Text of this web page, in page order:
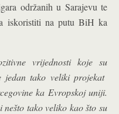
održanih u Sarajevu te
iskoristiti na putu BiH ka
vrijednosti koje su
jedan tako veliki projekat
ka Evropskoj uniji.
tako veliko kao što su